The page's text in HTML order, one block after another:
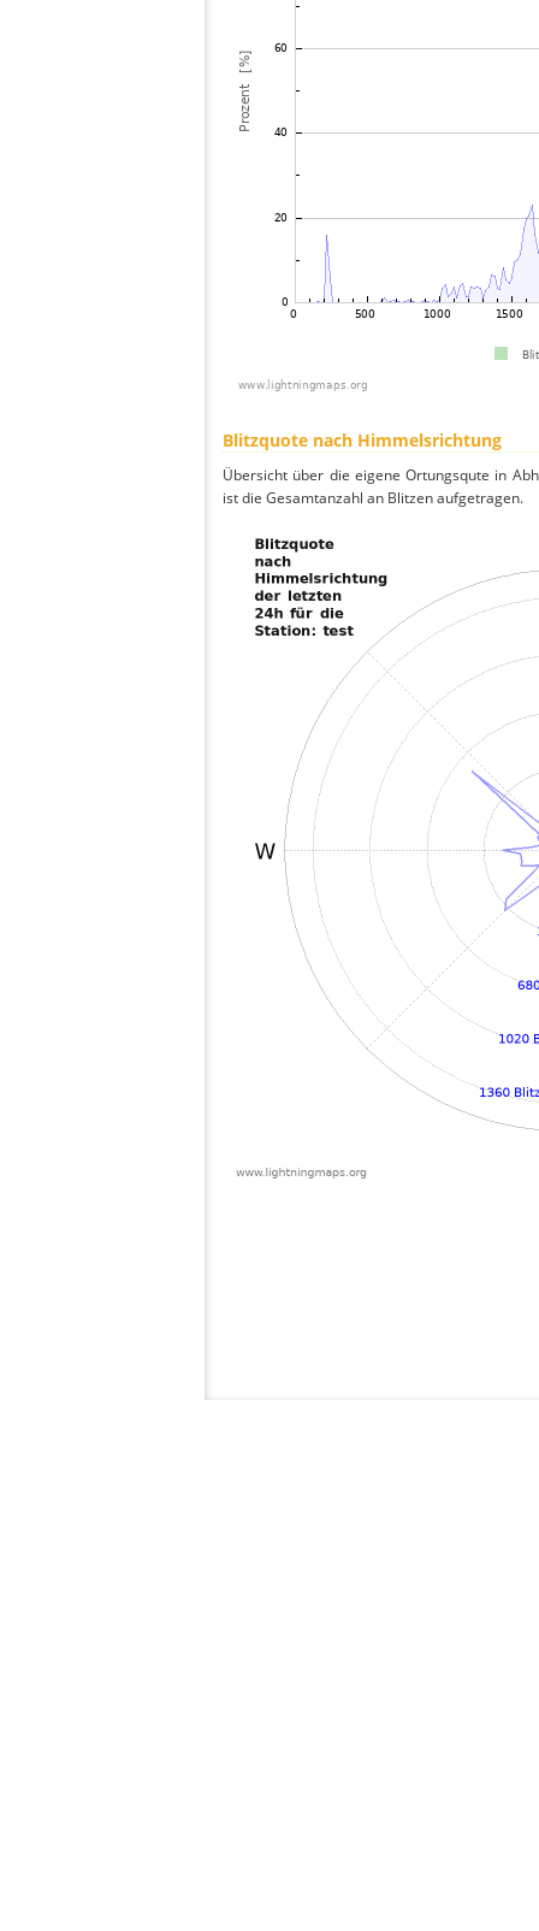
Blitzquote nach Himmelsrichtung
Übersicht über die eigene Ortungsqute in
ist die Gesamtanzahl an Blitzen aufgetragen.